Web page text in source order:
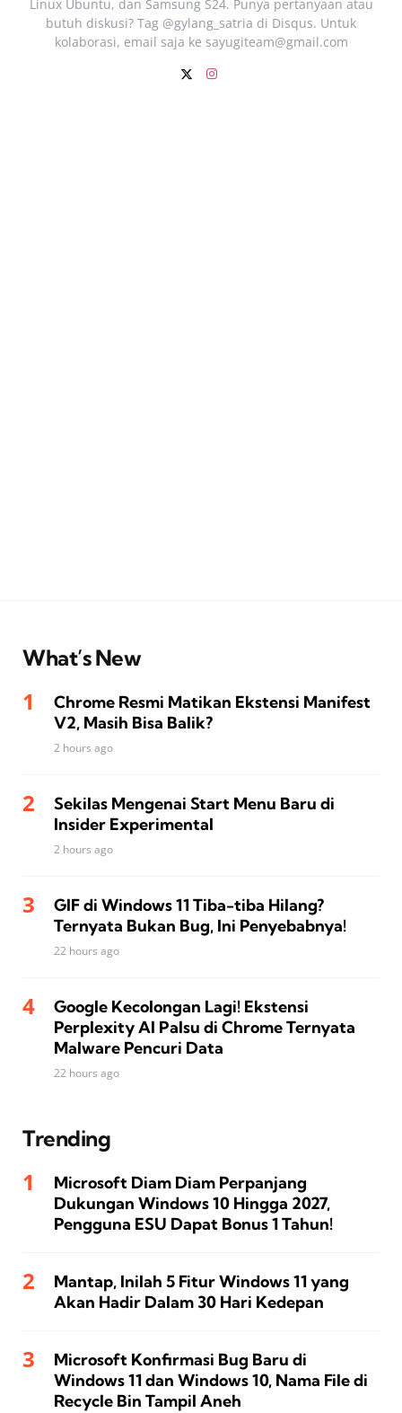
Linux Ubuntu, dan Samsung S24. Punya pertanyaan atau
butuh diskusi? Tag @gylang_satria di Disqus. Untuk
kolaborasi, email saja ke sayugiteam@gmail.com
What’s New
Chrome Resmi Matikan Ekstensi Manifest
V2, Masih Bisa Balik?
2 hours ago
Sekilas Mengenai Start Menu Baru di
Insider Experimental
2 hours ago
GIF di Windows 11 Tiba-tiba Hilang?
Ternyata Bukan Bug, Ini Penyebabnya!
22 hours ago
Google Kecolongan Lagi! Ekstensi
Perplexity AI Palsu di Chrome Ternyata
Malware Pencuri Data
22 hours ago
Trending
Microsoft Diam Diam Perpanjang
Dukungan Windows 10 Hingga 2027,
Pengguna ESU Dapat Bonus 1 Tahun!
Mantap, Inilah 5 Fitur Windows 11 yang
Akan Hadir Dalam 30 Hari Kedepan
Microsoft Konfirmasi Bug Baru di
Windows 11 dan Windows 10, Nama File di
Recycle Bin Tampil Aneh